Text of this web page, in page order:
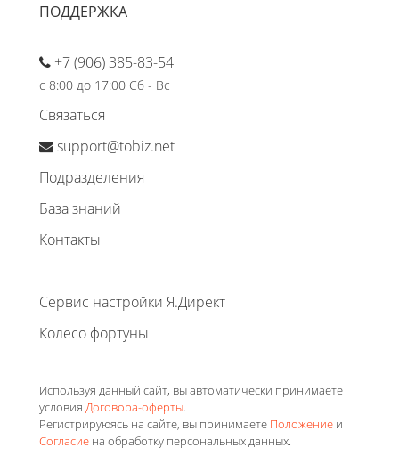
ПОДДЕРЖКА
+7 (906) 385-83-54
с 8:00 до 17:00 Сб - Вс
Связаться
support@tobiz.net
Подразделения
База знаний
Контакты
Сервис настройки Я.Директ
Колесо фортуны
Используя данный сайт, вы автоматически принимаете
условия Договора-оферты.
Регистрируюясь на сайте, вы принимаете Положение и
Согласие на обработку персональных данных.